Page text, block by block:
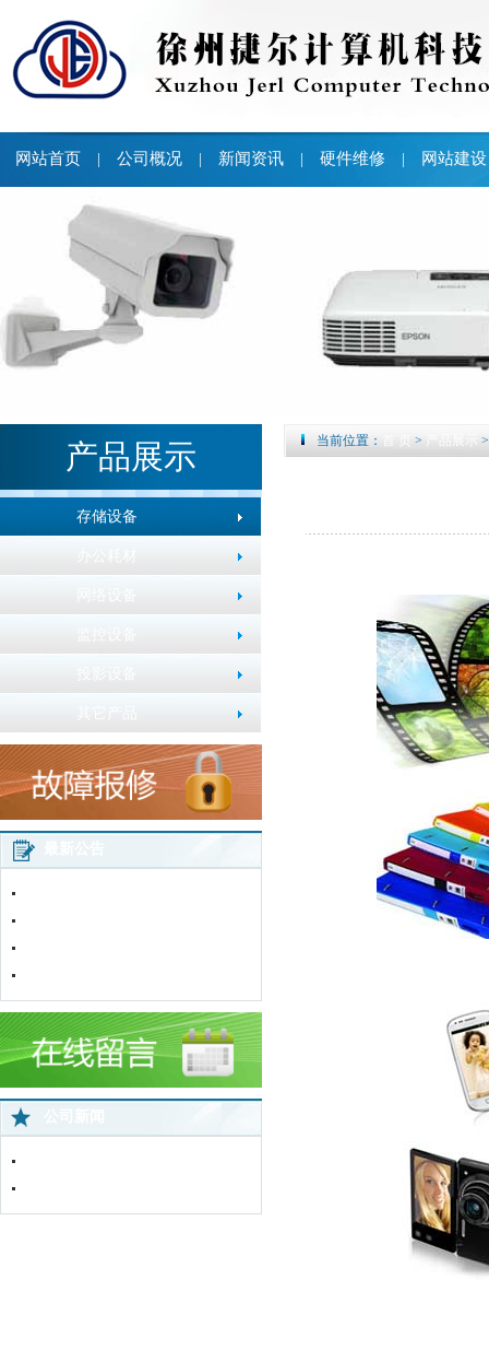
网站首页 公司概况 新闻资讯 硬件维修 网站建设
产品展示
存储设备
当前位置： 首 页 > 产品展示